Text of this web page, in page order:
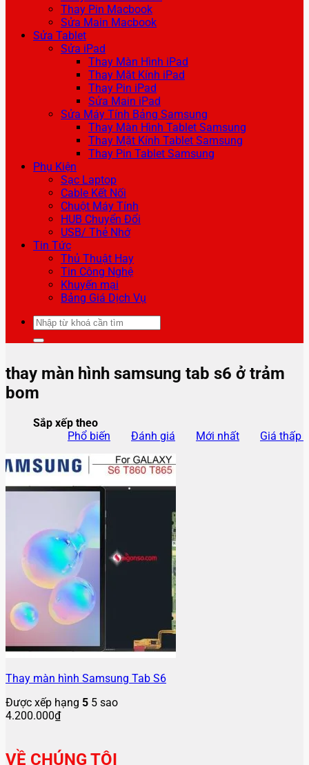
Thay Pin Macbook
Sửa Main Macbook
Sửa Tablet
Sửa iPad
Thay Màn Hình iPad
Thay Mặt Kính iPad
Thay Pin iPad
Sửa Main iPad
Sửa Máy Tính Bảng Samsung
Thay Màn Hình Tablet Samsung
Thay Mặt Kính Tablet Samsung
Thay Pin Tablet Samsung
Phụ Kiện
Sạc Laptop
Cable Kết Nối
Chuột Máy Tính
HUB Chuyển Đổi
USB/ Thẻ Nhớ
Tin Tức
Thủ Thuật Hay
Tin Công Nghệ
Khuyến mại
Bảng Giá Dịch Vụ
Tìm
kiếm:
thay màn hình samsung tab s6 ở trảm
bom
Sắp xếp theo
Phổ biến
Đánh giá Mới nhất Giá thấp
Thay màn hình Samsung Tab S6
Được xếp hạng 5 5 sao
4.200.000₫
VỀ CHÚNG TÔI